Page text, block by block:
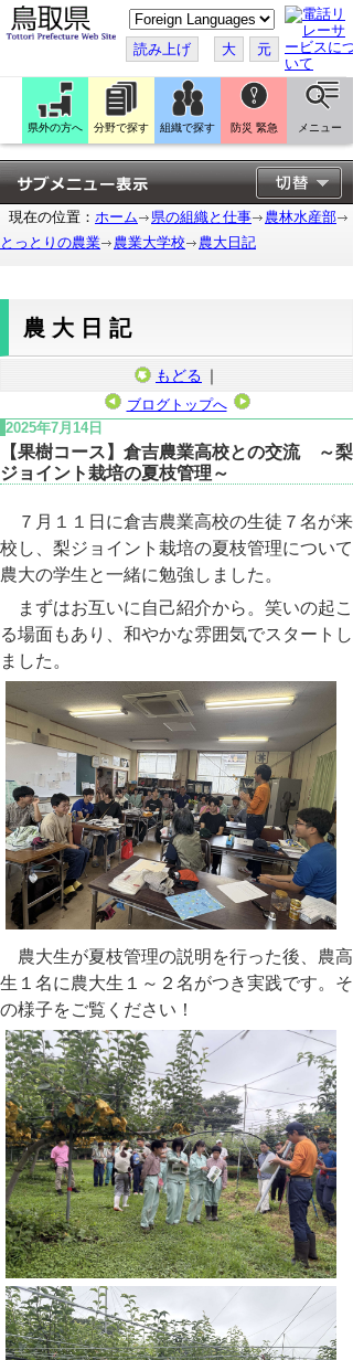
こ
の
ペ
ー
ジ
翻
訳
す
る
読み上げ 大 元
県外の方へ 分野で探す 組織で探す 防災 緊急 メニュー
現在の位置： ホーム 県の組織と仕事
農林水産部
とっとりの農業
農業大学校 農大日記
農大日記
もどる ｜
ブログトップへ
2025年7月14日
【果樹コース】倉吉農業高校との交流 ～梨
ジョイント栽培の夏枝管理～
７月１１日に倉吉農業高校の生徒７名が来
校し、梨ジョイント栽培の夏枝管理について
農大の学生と一緒に勉強しました。
まずはお互いに自己紹介から。笑いの起こ
る場面もあり、和やかな雰囲気でスタートし
ました。
農大生が夏枝管理の説明を行った後、農高
生１名に農大生１～２名がつき実践です。そ
の様子をご覧ください！